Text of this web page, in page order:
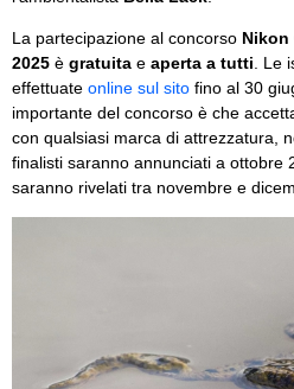
La partecipazione al concorso Nikon
2025 è gratuita e aperta a tutti. Le
effettuate online sul sito fino al 30
importante del concorso è che
con qualsiasi marca di attrezzatura,
finalisti saranno annunciati a ottobre
saranno rivelati tra novembre e